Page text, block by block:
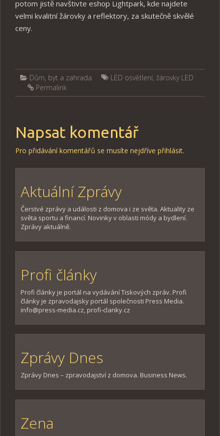
potom jistě navštivte eshop Lightpark, kde najdete
velmi kvalitní žárovky a reflektory, za skutečně skvělé
ceny.
Dům, byt a zahrada LED osvětlení, žárovky LED
Permalink
Napsat komentář
Pro přidávání komentářů se musíte nejdříve přihlásit.
Aktuální Zprávy
Čerstvé zprávy a události z domova i ze světa. Aktuality ze
světa sportu a financí. Novinky v oblasti módy a bydlení.
Zprávy aktuálně.
Profi články
Profi články je portál na vydávání Tiskových zpráv. Profi
články je zpravodajsky portál společnosti Press Media.
info@press-media.cz, profi-clanky.cz
Zprávy Dnes
Zprávy Dnes – zpravodajství z domova. Business News.
Zena